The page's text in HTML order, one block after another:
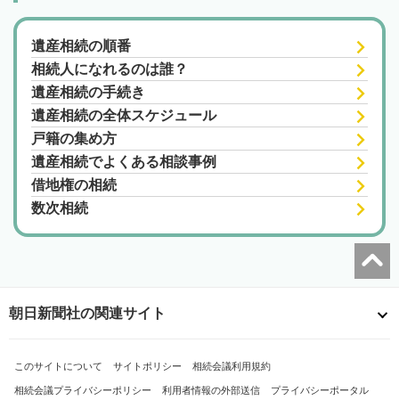
遺産相続の順番
相続人になれるのは誰？
遺産相続の手続き
遺産相続の全体スケジュール
戸籍の集め方
遺産相続でよくある相談事例
借地権の相続
数次相続
朝日新聞社の関連サイト
このサイトについて サイトポリシー 相続会議利用規約
相続会議プライバシーポリシー 利用者情報の外部送信 プライバシーポータル